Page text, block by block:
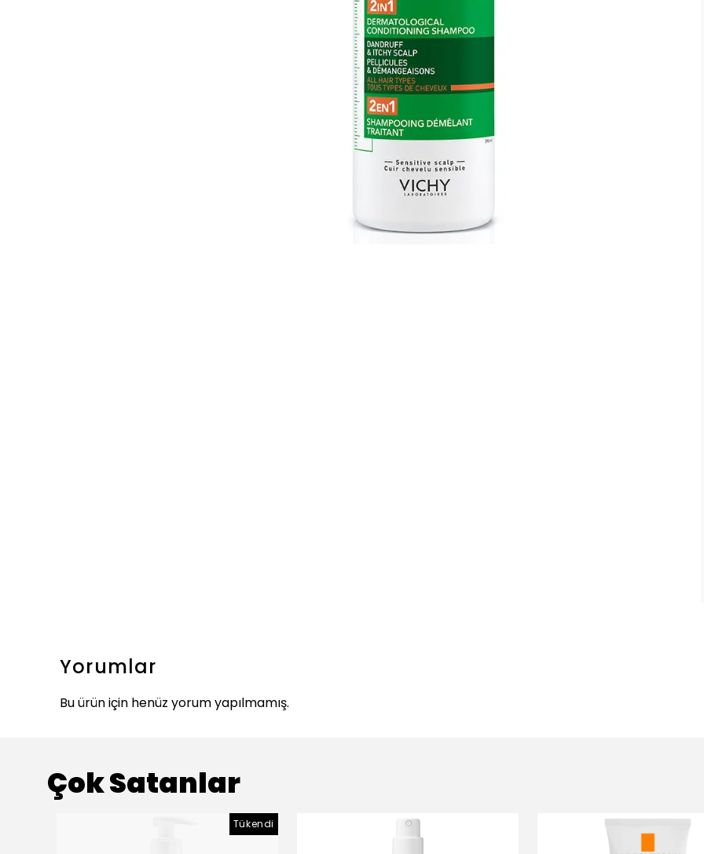
Yorumlar
Bu ürün için henüz yorum yapılmamış.
Çok Satanlar
Tükendi